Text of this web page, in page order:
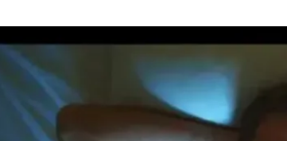
ליגה סינית
ליגות נוספות